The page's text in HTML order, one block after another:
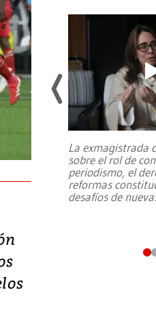
La exmagistrada
sobre el rol de
periodismo, el
reformas
desafíos de